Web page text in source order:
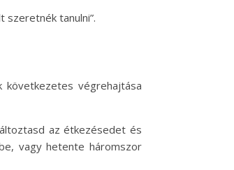
szeretnék tanulni”.
következetes végrehajtása
az étkezésedet és
vagy hetente háromszor